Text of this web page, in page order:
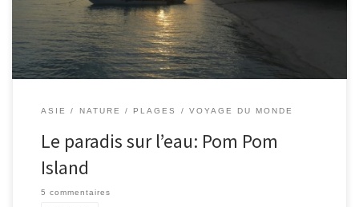
Attention aux nom du Resort, car Pom Pom Island n’est
pas très proche du […]
ASIE NATURE PLAGES VOYAGE DU MONDE
Le paradis sur l’eau: Pom Pom
Island
5 commentaires